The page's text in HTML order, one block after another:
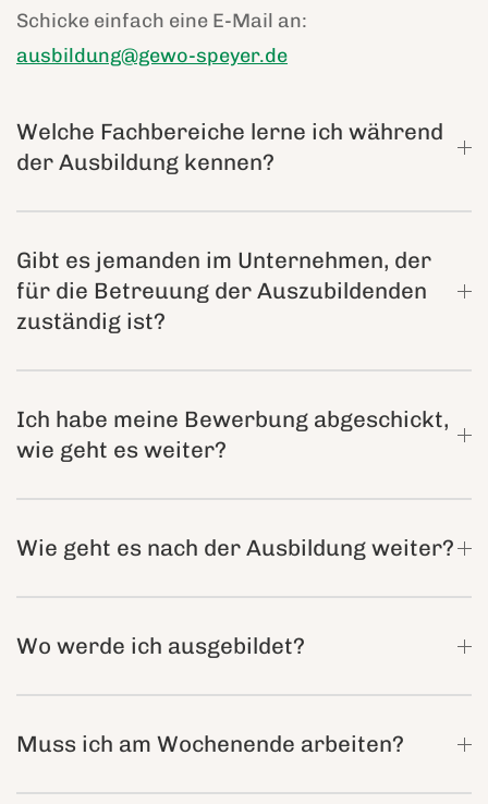
Schicke einfach eine E-Mail an:
ausbildung@gewo-speyer.de
Welche Fachbereiche lerne ich während
der Ausbildung kennen?
Gibt es jemanden im Unternehmen, der
für die Betreuung der Auszubildenden
zuständig ist?
Ich habe meine Bewerbung abgeschickt,
wie geht es weiter?
Wie geht es nach der Ausbildung weiter?
Wo werde ich ausgebildet?
Muss ich am Wochenende arbeiten?